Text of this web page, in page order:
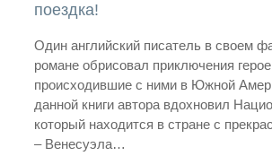
поездка!
Один английский писатель в своем
романе обрисовал приключения
происходившие с ними в Южной
данной книги автора вдохновил
который находится в стране с
– Венесуэла…